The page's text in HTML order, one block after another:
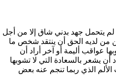
يتحمل جهد بدني شاق إلا من أجل
من لديه الحق أن ينتقد شخص ما
عواقب أليمة أو آخر أراد أن
يشعر بالسعادة التي لا تشوبها
الألم الذي ربما تنجم عنه بعض